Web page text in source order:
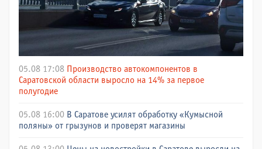
05.08 17:08 Производство автокомпонентов в
Саратовской области выросло на 14% за первое
полугодие
05.08 16:00 В Саратове усилят обработку «Кумысной
поляны» от грызунов и проверят магазины